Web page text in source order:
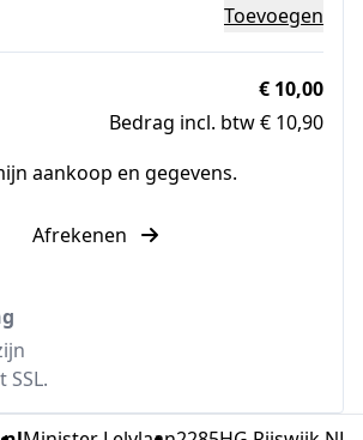
Toevoegen
€ 10,00
Bedrag incl. btw € 10,90
aankoop en gegevens.
Afrekenen